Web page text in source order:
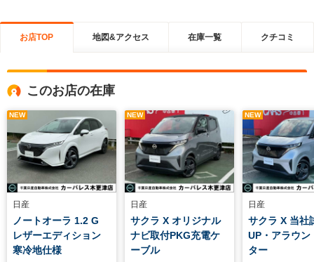
お店TOP 地図&アクセス 在庫一覧 クチコミ
このお店の在庫
NEW
日産
ノートオーラ 1.2 G
レザーエディション
寒冷地仕様
NEW
日産
サクラ X オリジナル
ナビ取付PKG充電ケ
ーブル
NEW
日産
サクラ X 当社
UP・アラウン
ター